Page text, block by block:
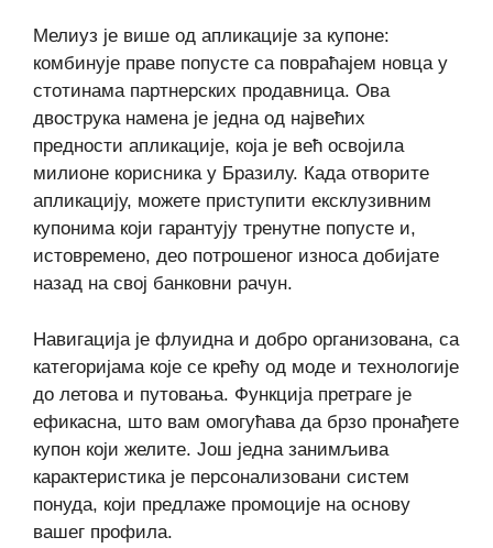
Мелиуз је више од апликације за купоне:
комбинује праве попусте са повраћајем новца у
стотинама партнерских продавница. Ова
двострука намена је једна од највећих
предности апликације, која је већ освојила
милионе корисника у Бразилу. Када отворите
апликацију, можете приступити ексклузивним
купонима који гарантују тренутне попусте и,
истовремено, део потрошеног износа добијате
назад на свој банковни рачун.
Навигација је флуидна и добро организована, са
категоријама које се крећу од моде и технологије
до летова и путовања. Функција претраге је
ефикасна, што вам омогућава да брзо пронађете
купон који желите. Још једна занимљива
карактеристика је персонализовани систем
понуда, који предлаже промоције на основу
вашег профила.